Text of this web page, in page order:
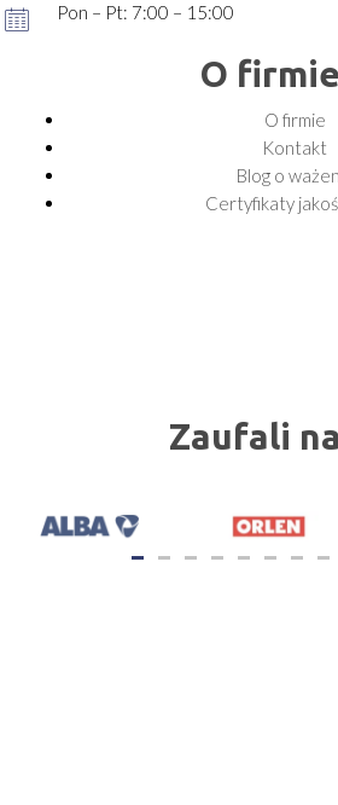
Pon – Pt: 7:00 – 15:00
O firmie
O firmie
Kontakt
Blog o
Certyfikaty
Zaufali